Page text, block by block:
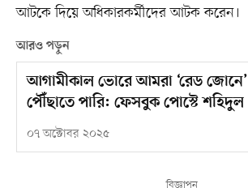
আটকে দিয়ে অধিকারকর্মীদের আটক করেন।
আরও পড়ুন
আগামীকাল ভোরে আমরা ‘রেড জোনে’
পৌঁছাতে পারি: ফেসবুক পোস্টে শহিদুল
০৭ অক্টোবর ২০২৫